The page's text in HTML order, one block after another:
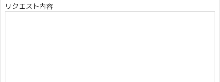
リクエスト内容